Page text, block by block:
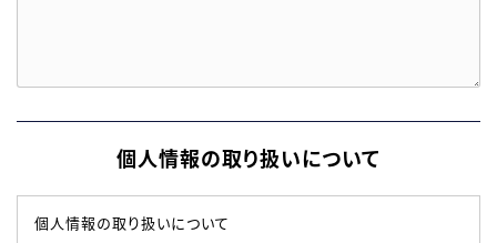
個人情報の取り扱いについて
個人情報の取り扱いについて